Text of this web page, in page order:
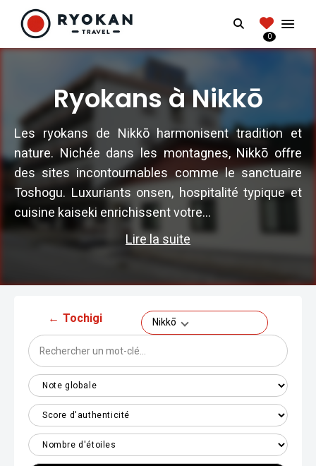
RYOKANTRAVEL
Vivez l'expérience authentique d'un Ryokan
Search
0
Ryokans à Nikkō
Les ryokans de Nikkō harmonisent tradition et
nature. Nichée dans les montagnes, Nikkō offre
des sites incontournables comme le sanctuaire
Toshogu. Luxuriants onsen, hospitalité typique et
cuisine kaiseki enrichissent votre...
Lire la suite
← Tochigi Nikkō